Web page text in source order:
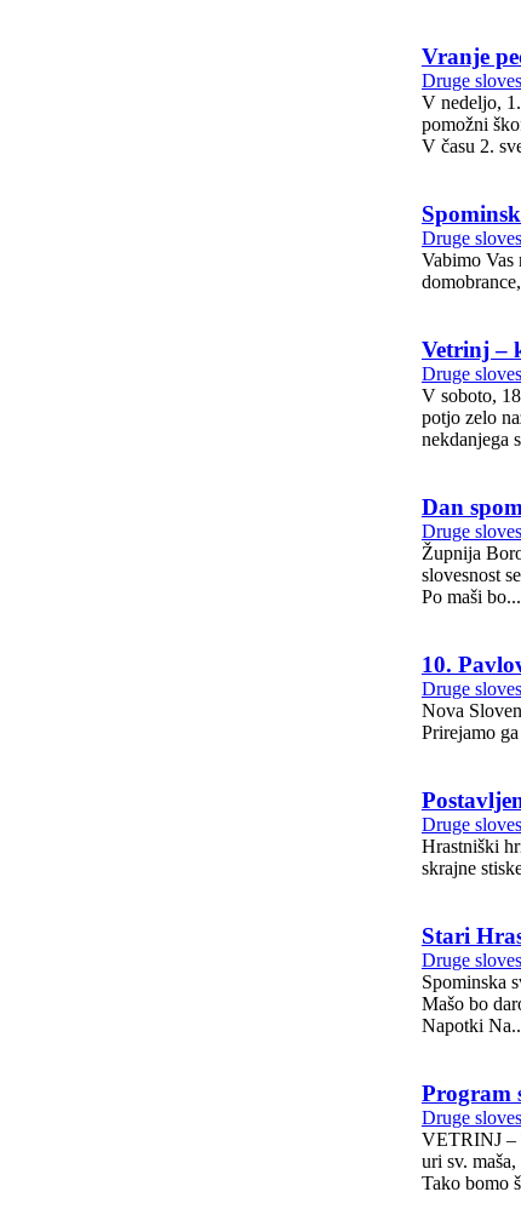
Vranje
Druge
V nedeljo, 1. 9.
pomožni
V času 2.
Druge
Vabimo Vas
Vetrinj –
Druge
V soboto,
potjo zelo
nekdanjega
Dan
Druge
Župnija
slovesnost
Po maši bo...
10.
Druge
Nova
Prirejamo
Druge
Hrastniški
Stari
Druge
Spominska
Mašo bo daroval g. Anton
Napotki
Program
Druge
VETRINJ –
uri sv.
Tako bomo